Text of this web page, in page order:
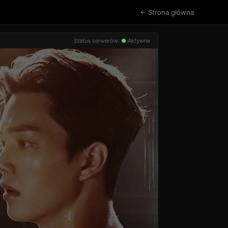
← Strona główna
Status serwerów: ● Aktywne